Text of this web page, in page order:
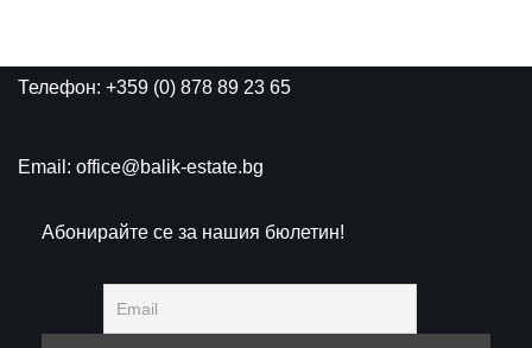
Телефон: +359 (0) 878 89 23 65
Email: office@balik-estate.bg
Абонирайте се за нашия бюлетин!